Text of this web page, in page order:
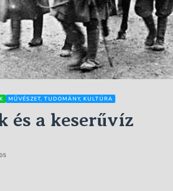
MŰVÉSZET, TUDOMÁNY, KULTÚRA
és a keserűvíz